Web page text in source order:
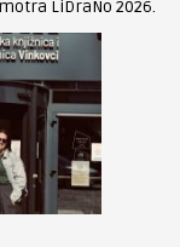
LiDraNo 2026.